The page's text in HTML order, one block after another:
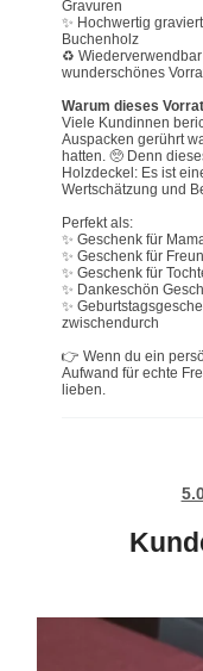
Gravuren
✨ Hochwertig
Buchenholz
♻️
wunderschönes
Warum dieses
Viele Kundinnen
Auspacken gerührt
hatten. 🥺 Denn
Holzdeckel: Es ist
Wertschätzung und
Perfekt als:
✨ Geschenk für
✨ Geschenk für
✨ Geschenk für
✨ Dankeschön
✨
zwischendurch
👉 Wenn du ein
Aufwand für echte
lieben.